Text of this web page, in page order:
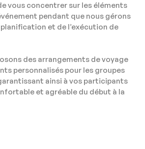
vous concentrer sur les éléments
pendant que nous gérons
et de l’exécution de
des arrangements de voyage
personnalisés pour les groupes
ainsi à vos participants
et agréable du début à la